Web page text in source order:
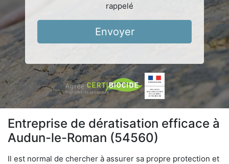
rappelé
Envoyer
Entreprise de dératisation efficace à
Audun-le-Roman (54560)
Il est normal de chercher à assurer sa propre protection et